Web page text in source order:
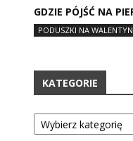
GDZIE PÓJŚĆ NA
PODUSZKI NA
KATEGORIE
Kategorie